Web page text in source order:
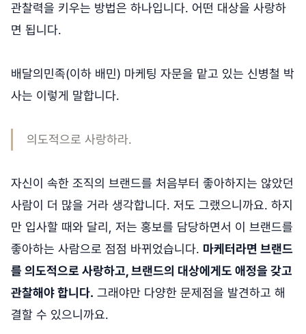
관찰력을 키우는 방법은 하나입니다. 어떤 대상을 사랑하
면 됩니다.
배달의민족(이하 배민) 마케팅 자문을 맡고 있는 신병철 박
사는 이렇게 말합니다.
의도적으로 사랑하라.
자신이 속한 조직의 브랜드를 처음부터 좋아하지는 않았던
사람이 더 많을 거라 생각합니다. 저도 그랬으니까요. 하지
만 입사할 때와 달리, 저는 홍보를 담당하면서 이 브랜드를
좋아하는 사람으로 점점 바뀌었습니다. 마케터라면 브랜드
를 의도적으로 사랑하고, 브랜드의 대상에게도 애정을 갖고
관찰해야 합니다. 그래야만 다양한 문제점을 발견하고 해
결할 수 있으니까요.